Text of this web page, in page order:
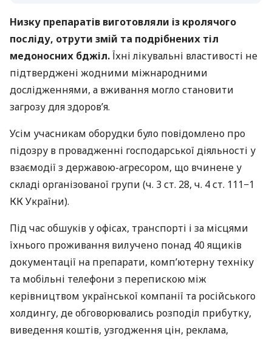
Низку препаратів виготовляли із кролячого
посліду, отрути змій та подрібнених тіл
медоносних бджіл.Їхні лікувальні властивості не
підтверджені жодними міжнародними
дослідженнями, а вживання могло становити
загрозу для здоров’я.
Усім учасникам оборудки було повідомлено про
підозру в провадженні господарської діяльності у
взаємодії з державою-агресором, що вчинене у
складі організованої групи (ч. 3 ст. 28, ч. 4 ст. 111−1
КК України).
Під час обшуків у офісах, транспорті і за місцями
їхнього проживання вилучено понад 40 ящиків
документації на препарати, комп’ютерну техніку
та мобільні телефони з перепискою між
керівництвом української компанії та російського
холдингу, де обговорювались розподіл прибутку,
виведення коштів, узгодження цін, реклама,